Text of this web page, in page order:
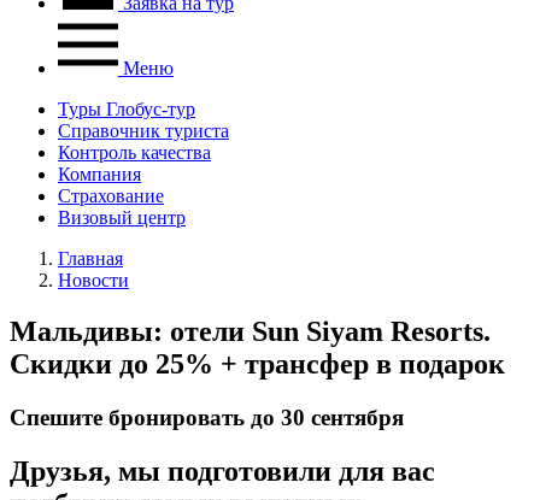
Меню
Туры Глобус-тур
Справочник туриста
Контроль качества
Компания
Страхование
Визовый центр
Главная
Новости
Мальдивы: отели Sun Siyam Resorts.
Скидки до 25% + трансфер в подарок
Спешите бронировать до 30 сентября
Друзья, мы подготовили для вас